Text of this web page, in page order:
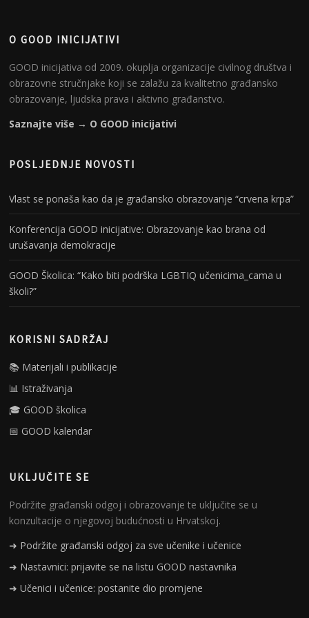
O GOOD INICIJATIVI
GOOD inicijativa od 2009. okuplja organizacije civilnog društva i
obrazovne stručnjake koji se zalažu za kvalitetno građansko
obrazovanje, ljudska prava i aktivno građanstvo.
Saznajte više → O GOOD inicijativi
POSLJEDNJE NOVOSTI
Vlast se ponaša kao da je građansko obrazovanje “crvena krpa”
Konferencija GOOD inicijative: Obrazovanje kao brana od
urušavanja demokracije
GOOD Školica: “Kako biti podrška LGBTIQ učenicima_cama u
školi?”
KORISNI SADRŽAJ
📚 Materijali i publikacije
📊 Istraživanja
🎓 GOOD školica
📅 GOOD kalendar
UKLJUČITE SE
Podržite građanski odgoj i obrazovanje te uključite se u
konzultacije o njegovoj budućnosti u Hrvatskoj.
➜ Podržite građanski odgoj za sve učenike i učenice
➜ Nastavnici: prijavite se na listu GOOD nastavnika
➜ Učenici i učenice: postanite dio promjene